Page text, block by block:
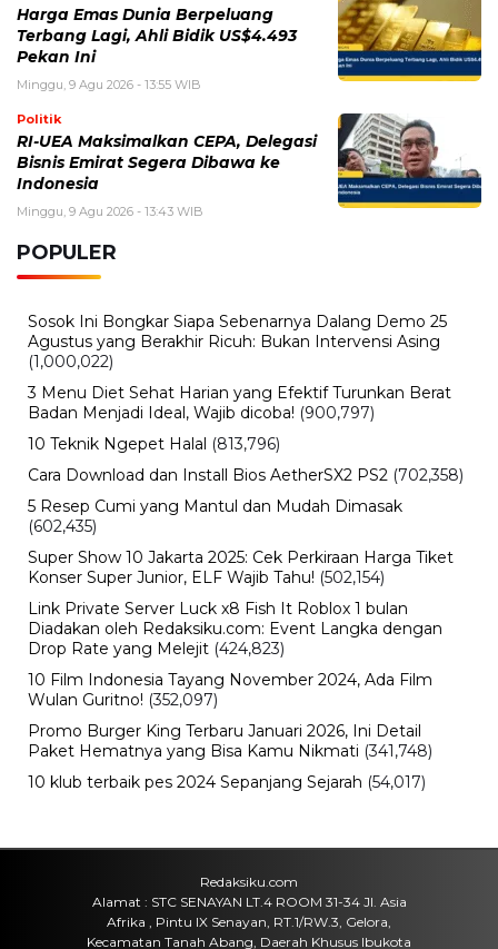
Chris Hansen Kembali Jadi Sorotan, Profil Jurnalis
Investigasi di Balik To Catch a Predator
Jumat, 7 Agustus 2026 - 09:37 WIB
dengan Produksi Terbesar
Kamis, 6 Agustus 2026 - 15:19 WIB
Cara Ikut Upacara Kemerdekaan di Istana 17 Agustus
2026, Syarat dan Link Pendaftaran
Selasa, 4 Agustus 2026 - 15:20 WIB
BERITA TERBARU
Bisnis
B50 Bikin Kebutuhan Sawit Melonjak,
Indonesia
Minggu, 9 Agu 2026 - 14:42 WIB
Baru 2 Tahun Berdiri, Startup Chip AI
OLIX Kini Bernilai Rp60 Triliun
Minggu, 9 Agu 2026 - 14:14 WIB
Pendidikan
Tiffney Tyara Setyoko Cetak Sejarah,
Mahasiswi Kedokteran UPH Jadi
Juara 1 PILMAPRES Nasional
Minggu, 9 Agu 2026 - 14:04 WIB
Keuangan
Pekan Ini
RI-UEA Maksimalkan CEPA, Delegasi